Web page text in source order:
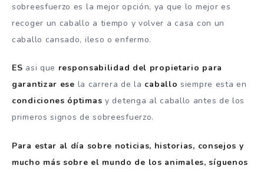
sobreesfuerzo es la mejor opción, ya que lo mejor es
recoger un caballo a tiempo y volver a casa con un
caballo cansado, ileso o enfermo.
ES asi que responsabilidad del propietario para
garantizar ese la carrera de la caballo siempre esta en
condiciones óptimas y detenga al caballo antes de los
primeros signos de sobreesfuerzo.
Para estar al día sobre noticias, historias, consejos y
mucho más sobre el mundo de los animales, síguenos